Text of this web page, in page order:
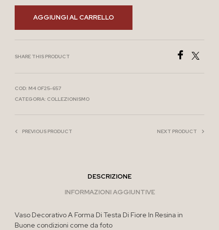
AGGIUNGI AL CARRELLO
SHARE THIS PRODUCT
COD: M4 OF25-657
CATEGORIA: COLLEZIONISMO
PREVIOUS PRODUCT NEXT PRODUCT
DESCRIZIONE
INFORMAZIONI AGGIUNTIVE
Vaso Decorativo A Forma Di Testa Di Fiore In Resina in
Buone condizioni come da foto